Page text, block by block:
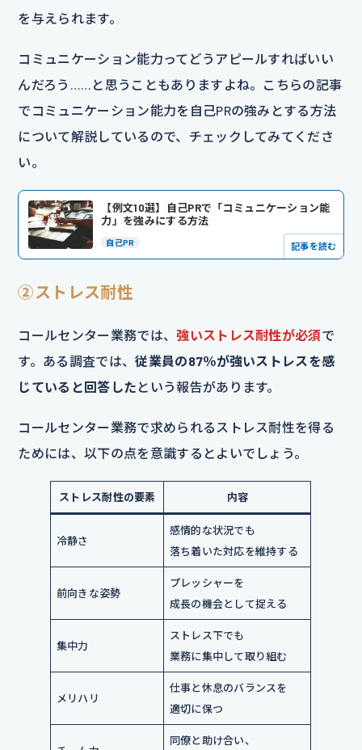
を与えられます。
コミュニケーション能力ってどうアピールすればいい
んだろう……と思うこともありますよね。こちらの記事
でコミュニケーション能力を自己PRの強みとする方法
について解説しているので、チェックしてみてくださ
い。
【例文10選】自己PRで「コミュニケーション能
力」を強みにする方法
自己PR 記事を読む
②ストレス耐性
コールセンター業務では、強いストレス耐性が必須で
す。ある調査では、従業員の87％が強いストレスを感
じていると回答した という報告があります。
コールセンター業務で求められるストレス耐性を得る
ためには、以下の点を意識するとよいでしょう。
ストレス耐性の要素 内容
冷静さ
感情的な状況でも
落ち着いた対応を維持する
前向きな姿勢
プレッシャーを
成長の機会として捉える
集中力
ストレス下でも
業務に集中して取り組む
メリハリ
仕事と休息のバランスを
適切に保つ
同僚と助け合い、